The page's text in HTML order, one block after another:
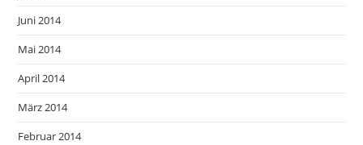
Juni 2014
Mai 2014
April 2014
März 2014
Februar 2014